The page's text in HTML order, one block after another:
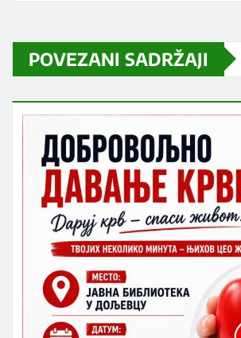
POVEZANI SADRŽAJI